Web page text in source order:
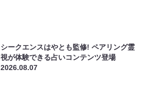
シークエンスはやとも監修! ペアリング霊
視が体験できる占いコンテンツ登場
2026.08.07